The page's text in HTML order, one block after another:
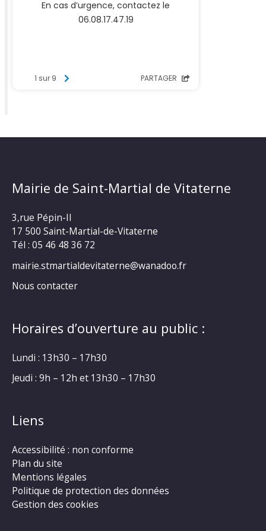
Mairie de Saint-Martial de Vitaterne
3,rue Pépin-II
17 500 Saint-Martial-de-Vitaterne
Tél : 05 46 48 36 72
mairie.stmartialdevitaterne@wanadoo.fr
Nous contacter
Horaires d’ouverture au public :
Lundi : 13h30 – 17h30
Jeudi : 9h – 12h et 13h30 – 17h30
Liens
Accessibilité : non conforme
Plan du site
Mentions légales
Politique de protection des données
Gestion des cookies